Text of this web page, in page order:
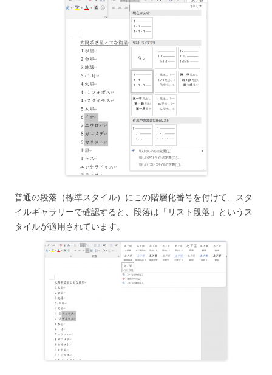
普通の段落（標準スタイル）にこの階層化番号を付けて、スタ
イルギャラリーで確認すると、段落は「リスト段落」というス
タイルが適用されています。